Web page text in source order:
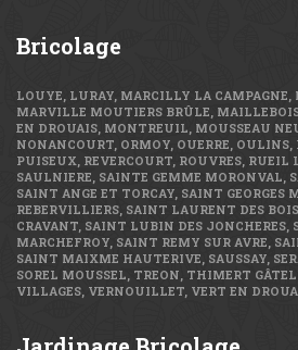
Bricolage
LOUYE, LURAY, MARCILLY LA CAMPAGNE,
MARVILLE MOUTIERS BRÛLE,
EN DROUAIS, MONTREUIL, MOUSSEAU
NONANCOURT, ORMOY, OUERRE, OULINS,
PUISEUX, REVERCOURT, ROUVRES, RUEIL
SAULNIERE, SAINTE GEMME MORONVAL,
SAINT ANGE ET TORCAY, SAINT GEORGES
REBERVILLIERS, SAINT LAURENT DES
CRAVANT, SAINT LUBIN DES JONCHERES,
MARCHEFROY, SAINT REMY SUR AVRE,
SAINT MAIXME HAUTERIVE, SAUSSAY,
SOREL MOUSSEL, TREON, THIMERT
VILLAGES, VERNOUILLET, VERT EN